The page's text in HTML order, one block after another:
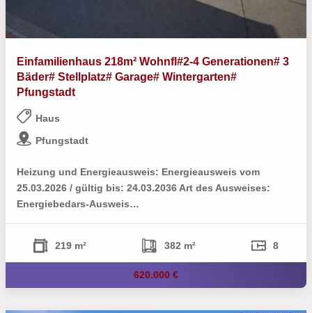
Einfamilienhaus 218m² Wohnfl#2-4 Generationen# 3
Bäder# Stellplatz# Garage# Wintergarten#
Pfungstadt
Haus
Pfungstadt
Heizu­ng und Energieausweis: Energieausweis vom
25.03.2026 / gültig bis: 24.03.2036 Art des Ausweises:
Energiebedars-Ausweis…
219 m² 382 m² 8
620.000 €